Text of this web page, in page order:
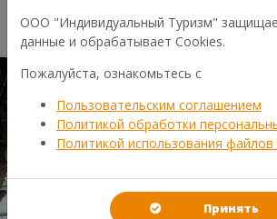
ООО "Индивидуальный Туризм"
данные и обрабатывает Cookies.
Пожалуйста, ознакомьтесь с
Пользовательским соглашением
Политикой обработки
Политикой использования файлов
Принять